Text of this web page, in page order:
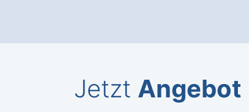
Jetzt Angebot